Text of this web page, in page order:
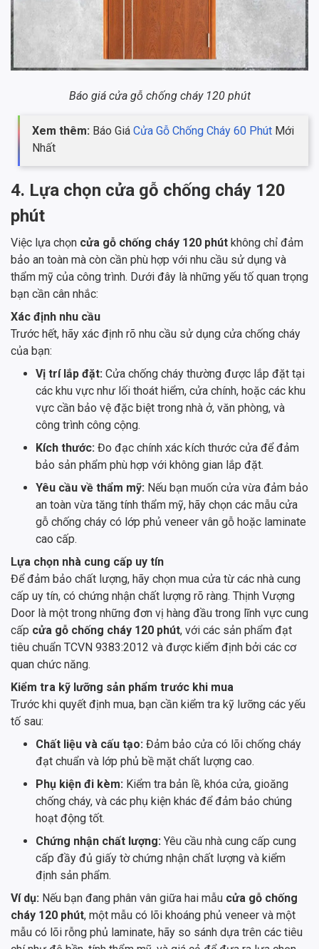
Báo giá cửa gỗ chống cháy 120 phút
Xem thêm: Báo Giá Cửa Gỗ Chống Cháy 60 Phút Mới
Nhất
4. Lựa chọn cửa gỗ chống cháy 120
phút
Việc lựa chọn cửa gỗ chống cháy 120 phút không chỉ đảm
bảo an toàn mà còn cần phù hợp với nhu cầu sử dụng và
thẩm mỹ của công trình. Dưới đây là những yếu tố quan trọng
bạn cần cân nhắc:
Xác định nhu cầu
Trước hết, hãy xác định rõ nhu cầu sử dụng cửa chống cháy
của bạn:
Vị trí lắp đặt: Cửa chống cháy thường được lắp đặt tại
các khu vực như lối thoát hiểm, cửa chính, hoặc các khu
vực cần bảo vệ đặc biệt trong nhà ở, văn phòng, và
công trình công cộng.
Kích thước: Đo đạc chính xác kích thước cửa để đảm
bảo sản phẩm phù hợp với không gian lắp đặt.
Yêu cầu về thẩm mỹ: Nếu bạn muốn cửa vừa đảm bảo
an toàn vừa tăng tính thẩm mỹ, hãy chọn các mẫu cửa
gỗ chống cháy có lớp phủ veneer vân gỗ hoặc laminate
cao cấp.
Lựa chọn nhà cung cấp uy tín
Để đảm bảo chất lượng, hãy chọn mua cửa từ các nhà cung
cấp uy tín, có chứng nhận chất lượng rõ ràng. Thịnh Vượng
Door là một trong những đơn vị hàng đầu trong lĩnh vực cung
cấp cửa gỗ chống cháy 120 phút, với các sản phẩm đạt
tiêu chuẩn TCVN 9383:2012 và được kiểm định bởi các cơ
quan chức năng.
Kiểm tra kỹ lưỡng sản phẩm trước khi mua
Trước khi quyết định mua, bạn cần kiểm tra kỹ lưỡng các yếu
tố sau:
Chất liệu và cấu tạo: Đảm bảo cửa có lõi chống cháy
đạt chuẩn và lớp phủ bề mặt chất lượng cao.
Phụ kiện đi kèm: Kiểm tra bản lề, khóa cửa, gioăng
chống cháy, và các phụ kiện khác để đảm bảo chúng
hoạt động tốt.
Chứng nhận chất lượng: Yêu cầu nhà cung cấp cung
cấp đầy đủ giấy tờ chứng nhận chất lượng và kiểm
định sản phẩm.
Ví dụ: Nếu bạn đang phân vân giữa hai mẫu cửa gỗ chống
cháy 120 phút, một mẫu có lõi khoáng phủ veneer và một
mẫu có lõi rỗng phủ laminate, hãy so sánh dựa trên các tiêu